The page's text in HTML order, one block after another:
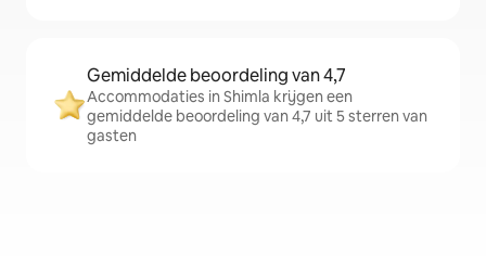
Gemiddelde beoordeling van 4,7
Accommodaties in Shimla krijgen een
gemiddelde beoordeling van 4,7 uit 5 sterren van
gasten